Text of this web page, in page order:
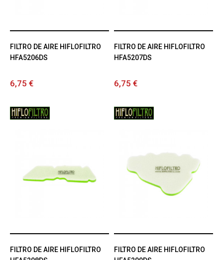
FILTRO DE AIRE HIFLOFILTRO
HFA5206DS
6,75 €
FILTRO DE AIRE HIFLOFILTRO
HFA5207DS
6,75 €
FILTRO DE AIRE HIFLOFILTRO
FILTRO DE AIRE HIFLOFILTRO